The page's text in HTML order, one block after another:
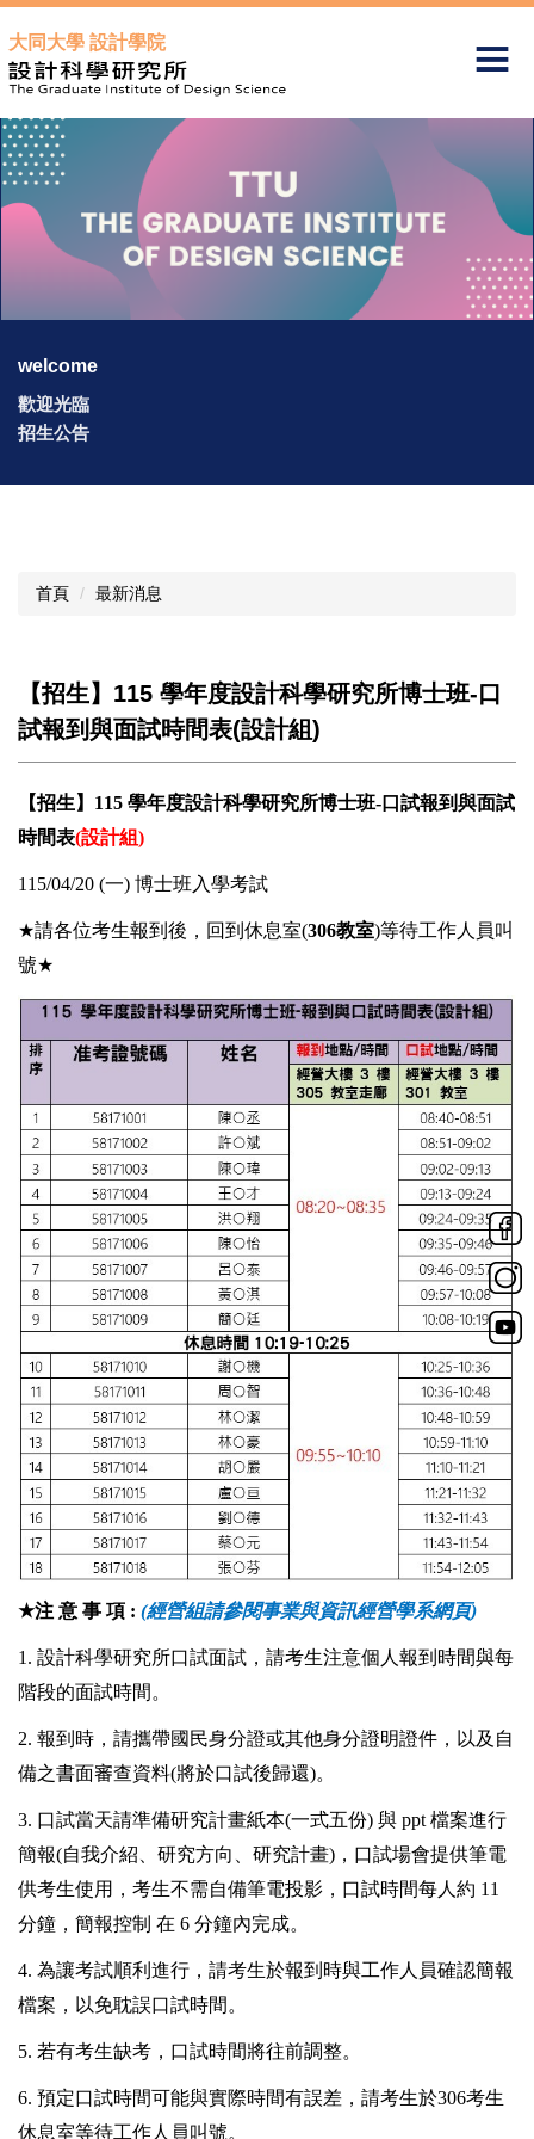
到
主
要
內
容
區
大同大學 設計學院
welcome
歡迎光臨
招生公告
首頁 最新消息
【招生】115 學年度設計科學研究所博士班-口
試報到與面試時間表(設計組)
【招生】115 學年度設計科學研究所博士班-口試報到與面試
時間表(設計組)
115/04/20 (一) 博士班入學考試
★請各位考生報到後，回到休息室(306教室)等待工作人員叫
號★
★注 意 事 項 : (經營組請參閱事業與資訊經營學系網頁)
1. 設計科學研究所口試面試，請考生注意個人報到時間與每
階段的面試時間。
2. 報到時，請攜帶國民身分證或其他身分證明證件，以及自
備之書面審查資料(將於口試後歸還)。
3. 口試當天請準備研究計畫紙本(一式五份) 與 ppt 檔案進行
簡報(自我介紹、研究方向、研究計畫)，口試場會提供筆電
供考生使用，考生不需自備筆電投影，口試時間每人約 11
分鐘，簡報控制 在 6 分鐘內完成。
4. 為讓考試順利進行，請考生於報到時與工作人員確認簡報
檔案，以免耽誤口試時間。
5. 若有考生缺考，口試時間將往前調整。
6. 預定口試時間可能與實際時間有誤差，請考生於306考生
休息室等待工作人員叫號。